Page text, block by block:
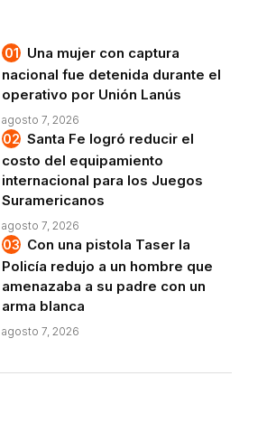
Una mujer con captura
nacional fue detenida durante el
operativo por Unión Lanús
agosto 7, 2026
Santa Fe logró reducir el
costo del equipamiento
internacional para los Juegos
Suramericanos
agosto 7, 2026
Con una pistola Taser la
Policía redujo a un hombre que
amenazaba a su padre con un
arma blanca
agosto 7, 2026